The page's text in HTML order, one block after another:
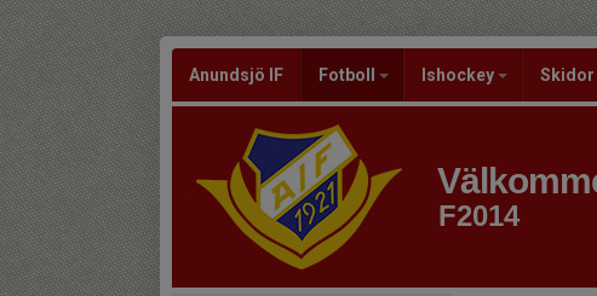
Anundsjö IF Fotboll Ishockey Skidor
F2014